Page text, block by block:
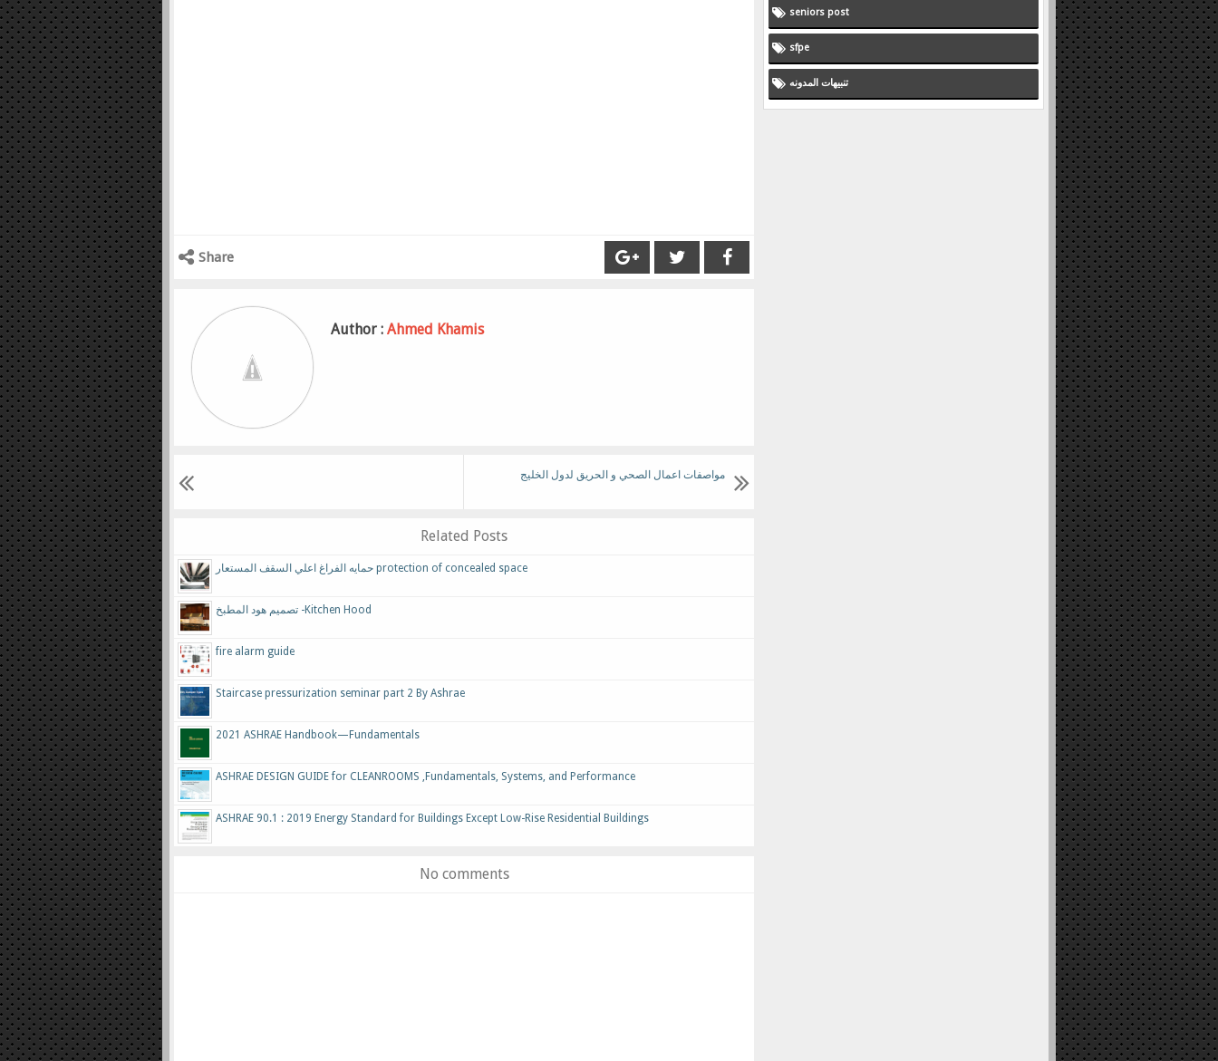
Share
Author : Ahmed Khamis
مواصفات اعمال الصحي و الحريق لدول الخليج
Related Posts
حمايه الفراغ اعلي السقف المستعار protection of concealed space
تصميم هود المطبخ -Kitchen Hood
fire alarm guide
Staircase pressurization seminar part 2 By Ashrae
2021 ASHRAE Handbook—Fundamentals
ASHRAE DESIGN GUIDE for CLEANROOMS ,Fundamentals, Systems, and Performance
ASHRAE 90.1 : 2019 Energy Standard for Buildings Except Low-Rise Residential Buildings
No comments
seniors post
sfpe
تنبيهات المدونه